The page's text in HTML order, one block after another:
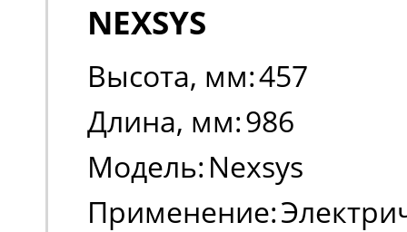
NEXSYS
Высота, мм:457
Длина, мм:986
Модель: Nexsys
Применение: